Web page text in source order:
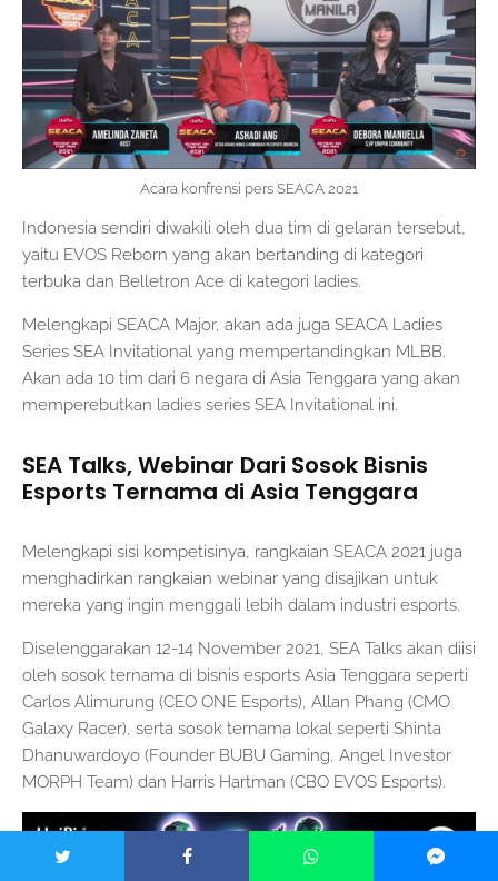
Acara konfrensi pers SEACA 2021
Indonesia sendiri diwakili oleh dua tim di gelaran tersebut,
yaitu EVOS Reborn yang akan bertanding di kategori
terbuka dan Belletron Ace di kategori ladies.
Melengkapi SEACA Major, akan ada juga SEACA Ladies
Series SEA Invitational yang mempertandingkan MLBB.
Akan ada 10 tim dari 6 negara di Asia Tenggara yang akan
memperebutkan ladies series SEA Invitational ini.
SEA Talks, Webinar Dari Sosok Bisnis
Esports Ternama di Asia Tenggara
Melengkapi sisi kompetisinya, rangkaian SEACA 2021 juga
menghadirkan rangkaian webinar yang disajikan untuk
mereka yang ingin menggali lebih dalam industri esports.
Diselenggarakan 12-14 November 2021, SEA Talks akan diisi
oleh sosok ternama di bisnis esports Asia Tenggara seperti
Carlos Alimurung (CEO ONE Esports), Allan Phang (CMO
Galaxy Racer), serta sosok ternama lokal seperti Shinta
Dhanuwardoyo (Founder BUBU Gaming, Angel Investor
MORPH Team) dan Harris Hartman (CBO EVOS Esports).